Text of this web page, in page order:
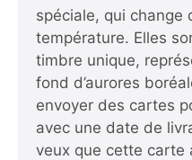
spéciale, qui change
température. Elles
timbre unique,
fond d’aurores
envoyer des cartes
avec une date de
veux que cette carte